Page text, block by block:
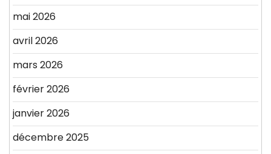
mai 2026
avril 2026
mars 2026
février 2026
janvier 2026
décembre 2025